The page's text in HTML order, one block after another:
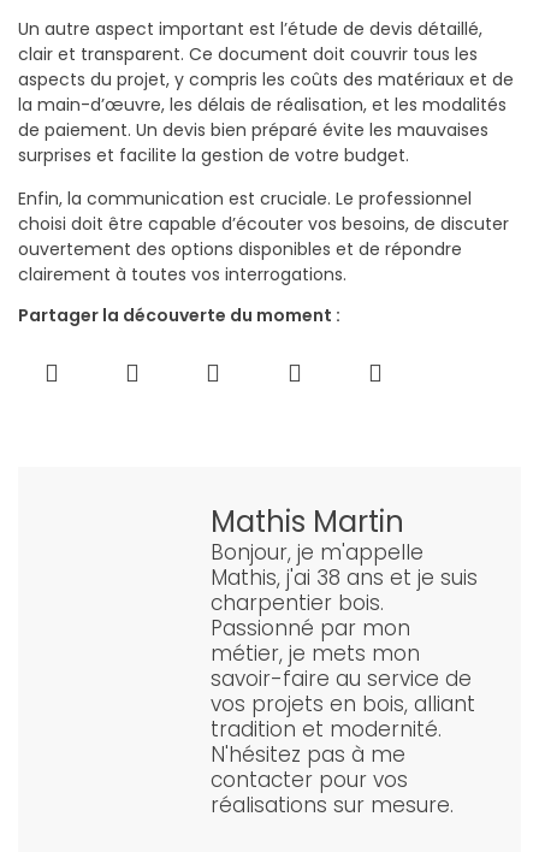
Un autre aspect important est l’étude de devis détaillé,
clair et transparent. Ce document doit couvrir tous les
aspects du projet, y compris les coûts des matériaux et de
la main-d’œuvre, les délais de réalisation, et les modalités
de paiement. Un devis bien préparé évite les mauvaises
surprises et facilite la gestion de votre budget.
Enfin, la communication est cruciale. Le professionnel
choisi doit être capable d’écouter vos besoins, de discuter
ouvertement des options disponibles et de répondre
clairement à toutes vos interrogations.
Partager la découverte du moment :
Mathis Martin
Bonjour, je m'appelle
Mathis, j'ai 38 ans et je suis
charpentier bois.
Passionné par mon
métier, je mets mon
savoir-faire au service de
vos projets en bois, alliant
tradition et modernité.
N'hésitez pas à me
contacter pour vos
réalisations sur mesure.